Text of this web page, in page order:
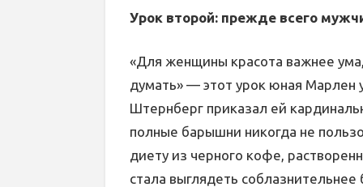
Урок второй: прежде всего
«Для женщины красота важнее
думать» — этот урок юная Марлен
Штернберг приказал ей
полные барышни никогда не
диету из черного кофе,
стала выглядеть